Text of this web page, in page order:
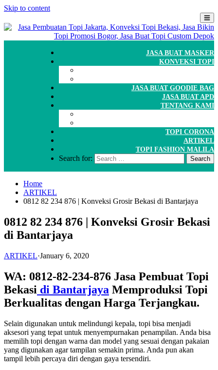
Skip to content
JASA BUAT MASKER
KONVEKSI TOPI
JASA BUAT GOODIE BAG
JASA BUAT APD
TENTANG KAMI
TOPI CORONA
ARTIKEL
TOPI FASHION MALILA
Search for:
Home
ARTIKEL
0812 82 234 876 | Konveksi Grosir Bekasi di Bantarjaya
0812 82 234 876 | Konveksi Grosir Bekasi
di Bantarjaya
ARTIKEL·January 6, 2020
WA: 0812-82-234-876 Jasa Pembuat Topi
Bekasi di Bantarjaya Memproduksi Topi
Berkualitas dengan Harga Terjangkau.
Selain digunakan untuk melindungi kepala, topi bisa menjadi
aksesori yang tepat untuk menyempurnakan penampilan. Anda bisa
memilih topi dengan warna dan model yang sesuai dengan pakaian
yang digunakan agar tampilan semakin prima. Anda pun akan
tampil lebih percaya diri dengan gaya tersendiri.